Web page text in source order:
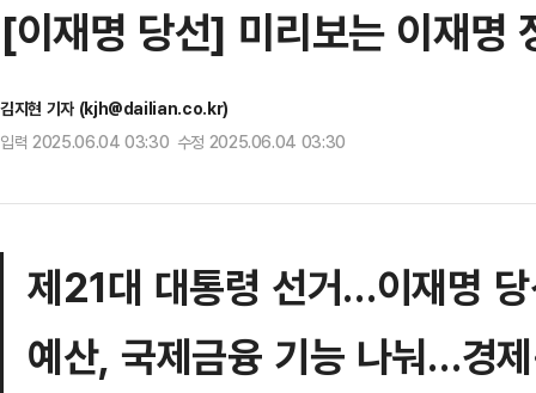
[이재명 당선] 미리보는 이재명
김지현 기자 (kjh@dailian.co.kr)
입력 2025.06.04 03:30 수정 2025.06.04 03:30
제21대 대통령 선거…이재명
예산, 국제금융 기능 나눠…경제